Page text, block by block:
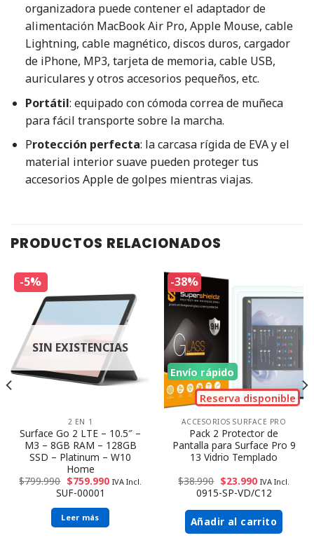
organizadora puede contener el adaptador de
alimentación MacBook Air Pro, Apple Mouse, cable
Lightning, cable magnético, discos duros, cargador
de iPhone, MP3, tarjeta de memoria, cable USB,
auriculares y otros accesorios pequeños, etc.
Portátil: equipado con cómoda correa de muñeca
para fácil transporte sobre la marcha.
Protección perfecta: la carcasa rígida de EVA y el
material interior suave pueden proteger tus
accesorios Apple de golpes mientras viajas.
PRODUCTOS RELACIONADOS
-5%
SIN EXISTENCIAS
2 EN 1
Surface Go 2 LTE – 10.5″ –
M3 – 8GB RAM – 128GB
SSD – Platinum – W10
Home
$799.990 $759.990 IVA Incl.
SUF-00001
Leer más
-38%
Reserva disponible
Envío rápido
ACCESORIOS SURFACE PRO
Pack 2 Protector de
Pantalla para Surface Pro 9
13 Vidrio Templado
$38.990 $23.990 IVA Incl.
0915-SP-VD/C12
Añadir al carrito